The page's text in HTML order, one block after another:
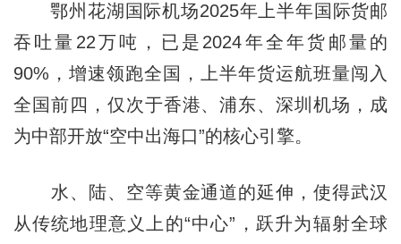
鄂州花湖国际机场2025年上半年国际货邮
吞吐量22万吨，已是2024年全年货邮量的
90%，增速领跑全国，上半年货运航班量闯入
全国前四，仅次于香港、浦东、深圳机场，成
为中部开放“空中出海口”的核心引擎。
水、陆、空等黄金通道的延伸，使得武汉
从传统地理意义上的“中心”，跃升为辐射全球